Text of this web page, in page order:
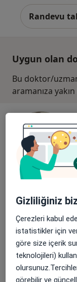
Randevu
Uygun olan
Bu doktor/
aramanıza
Uzm. Dt.
Diş hekimi, Ağız
117
Dr. Gamze
Gizliliğiniz
Çerezleri kabul
istatistikler için
göre size içerik
teknolojileri)
görebilir ve